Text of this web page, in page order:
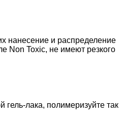
нанесение и распределение
Non Toxic, не имеют резкого
лака, полимеризуйте так